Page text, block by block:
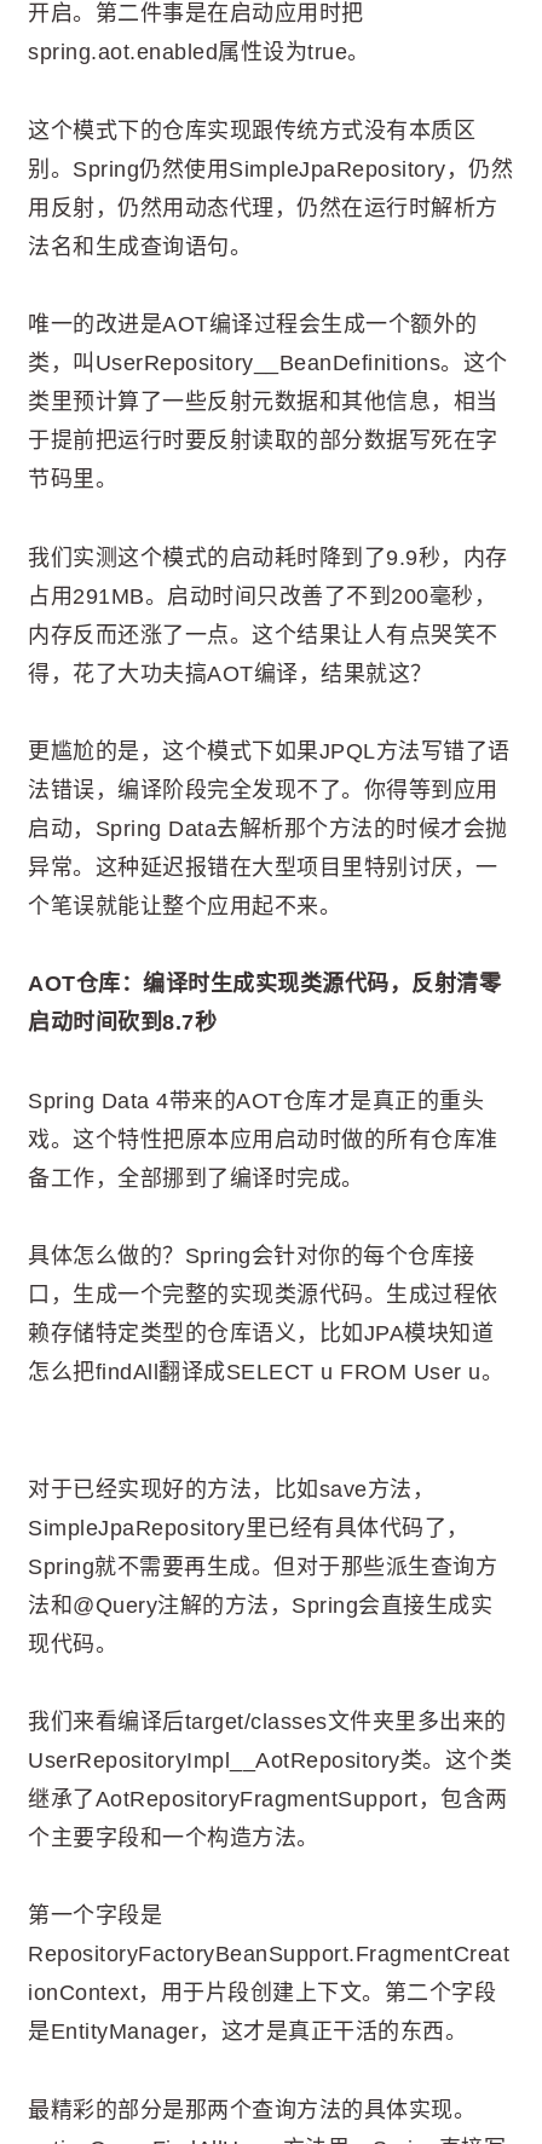
开启。第二件事是在启动应用时把
spring.aot.enabled属性设为true。
这个模式下的仓库实现跟传统方式没有本质区
别。Spring仍然使用SimpleJpaRepository，仍然
用反射，仍然用动态代理，仍然在运行时解析方
法名和生成查询语句。
唯一的改进是AOT编译过程会生成一个额外的
类，叫UserRepository__BeanDefinitions。这个
类里预计算了一些反射元数据和其他信息，相当
于提前把运行时要反射读取的部分数据写死在字
节码里。
我们实测这个模式的启动耗时降到了9.9秒，内存
占用291MB。启动时间只改善了不到200毫秒，
内存反而还涨了一点。这个结果让人有点哭笑不
得，花了大功夫搞AOT编译，结果就这？
更尴尬的是，这个模式下如果JPQL方法写错了语
法错误，编译阶段完全发现不了。你得等到应用
启动，Spring Data去解析那个方法的时候才会抛
异常。这种延迟报错在大型项目里特别讨厌，一
个笔误就能让整个应用起不来。
AOT仓库：编译时生成实现类源代码，反射清零
启动时间砍到8.7秒
Spring Data 4带来的AOT仓库才是真正的重头
戏。这个特性把原本应用启动时做的所有仓库准
备工作，全部挪到了编译时完成。
具体怎么做的？Spring会针对你的每个仓库接
口，生成一个完整的实现类源代码。生成过程依
赖存储特定类型的仓库语义，比如JPA模块知道
怎么把findAll翻译成SELECT u FROM User u。
对于已经实现好的方法，比如save方法，
SimpleJpaRepository里已经有具体代码了，
Spring就不需要再生成。但对于那些派生查询方
法和@Query注解的方法，Spring会直接生成实
现代码。
我们来看编译后target/classes文件夹里多出来的
UserRepositoryImpl__AotRepository类。这个类
继承了AotRepositoryFragmentSupport，包含两
个主要字段和一个构造方法。
第一个字段是
RepositoryFactoryBeanSupport.FragmentCreat
ionContext，用于片段创建上下文。第二个字段
是EntityManager，这才是真正干活的东西。
最精彩的部分是那两个查询方法的具体实现。